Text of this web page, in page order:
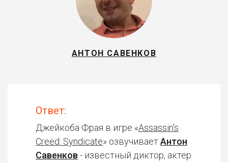
АНТОН САВЕНКОВ
Ответ:
Джейкоба Фрая в игре «Assassin's
Creed: Syndicate» озвучиваетАнтон
Савенков - известный диктор, актер